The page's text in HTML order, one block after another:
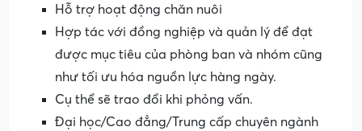
Hỗ trợ hoạt động chăn nuôi
Hợp tác với đồng nghiệp và quản lý để đạt
được mục tiêu của phòng ban và nhóm cũng
như tối ưu hóa nguồn lực hàng ngày.
Cụ thể sẽ trao đổi khi phỏng vấn.
Đại học/Cao đẳng/Trung cấp chuyên ngành